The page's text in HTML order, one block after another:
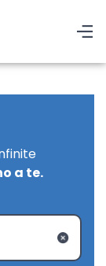
a te.